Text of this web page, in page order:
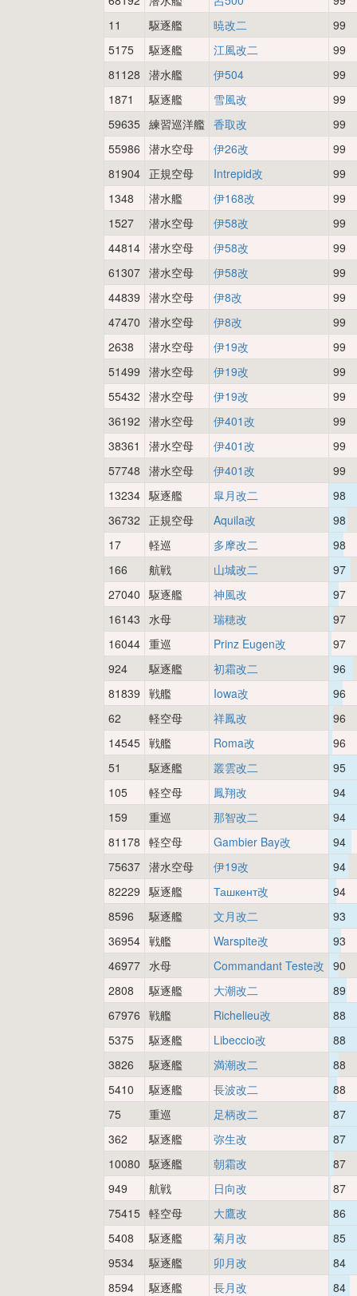
11
駆逐艦 暁改二
99
5175
駆逐艦 江風改二
99
81128 潜水艦 伊504
99
1871
駆逐艦 雪風改
99
59635 練習巡洋艦 香取改
99
55986 潜水空母 伊26改
99
81904 正規空母 Intrepid改
99
1348
潜水艦 伊168改
99
1527
潜水空母 伊58改
99
44814 潜水空母 伊58改
99
61307 潜水空母 伊58改
99
44839 潜水空母 伊8改
99
47470 潜水空母 伊8改
99
2638
潜水空母 伊19改
99
51499 潜水空母 伊19改
99
55432 潜水空母 伊19改
99
36192 潜水空母 伊401改
99
38361
潜水空母 伊401改
99
57748 潜水空母 伊401改
99
13234 駆逐艦 皐月改二
98
36732
正規空母 Aquila改
98
17
軽巡 多摩改二
98
166
航戦 山城改二
97
27040 駆逐艦 神風改
97
16143 水母 瑞穂改
97
16044 重巡 Prinz Eugen改
97
924
駆逐艦 初霜改二
96
81839 戦艦 Iowa改
96
62
軽空母 祥鳳改
96
14545 戦艦 Roma改
96
51
駆逐艦 叢雲改二
95
105
軽空母 鳳翔改
94
159
重巡 那智改二
94
81178 軽空母 Gambier Bay改
94
75637 潜水空母 伊19改
94
82229 駆逐艦 Ташкент改
94
8596
駆逐艦 文月改二
93
36954 戦艦 Warspite改
93
46977 水母 Commandant Teste改 90
2808
駆逐艦 大潮改二
89
67976 戦艦 Richelieu改
88
5375
駆逐艦 Libeccio改
88
3826
駆逐艦 満潮改二
88
5410
駆逐艦 長波改二
88
75
重巡 足柄改二
87
362
駆逐艦 弥生改
87
10080 駆逐艦 朝霜改
87
949
航戦 日向改
87
75415 軽空母 大鷹改
86
5408
駆逐艦 菊月改
85
9534
駆逐艦 卯月改
84
8594
駆逐艦 長月改
84